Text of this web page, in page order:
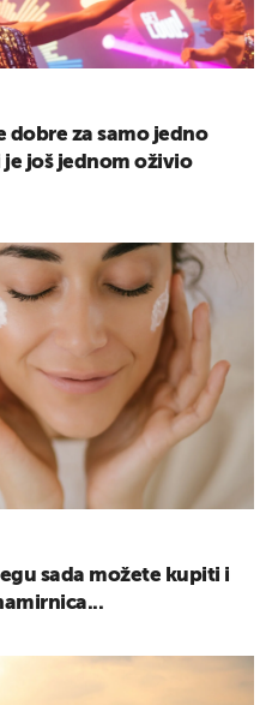
dobre za samo jedno
još jednom oživio
sada možete kupiti i